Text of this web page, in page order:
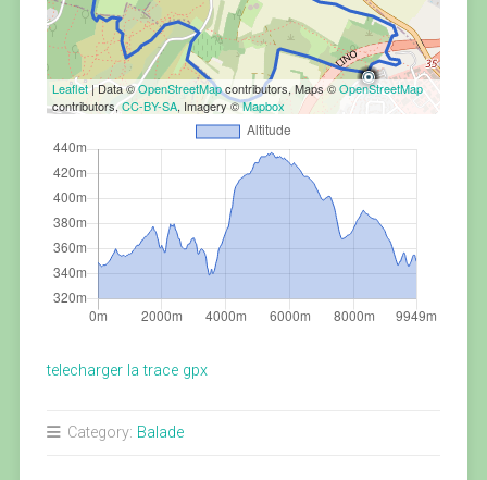
Leaflet| Data ©OpenStreetMapcontributors, Maps ©OpenStreetMap
contributors,CC-BY-SA, Imagery ©Mapbox
telecharger la trace gpx
Category: Balade